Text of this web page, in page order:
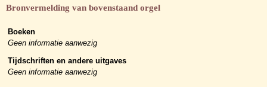
Bronvermelding van bovenstaand orgel
Boeken
Geen informatie aanwezig
Tijdschriften en andere uitgaves
Geen informatie aanwezig